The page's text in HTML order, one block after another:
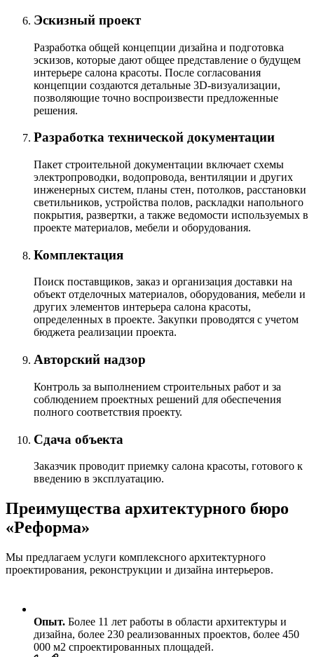
Эскизный проект
Разработка общей концепции дизайна и подготовка
эскизов, которые дают общее представление о будущем
интерьере салона красоты. После согласования
концепции создаются детальные 3D-визуализации,
позволяющие точно воспроизвести предложенные
решения.
Разработка технической документации
Пакет строительной документации включает схемы
электропроводки, водопровода, вентиляции и других
инженерных систем, планы стен, потолков, расстановки
светильников, устройства полов, раскладки напольного
покрытия, развертки, а также ведомости используемых в
проекте материалов, мебели и оборудования.
Комплектация
Поиск поставщиков, заказ и организация доставки на
объект отделочных материалов, оборудования, мебели и
других элементов интерьера салона красоты,
определенных в проекте. Закупки проводятся с учетом
бюджета реализации проекта.
Авторский надзор
Контроль за выполнением строительных работ и за
соблюдением проектных решений для обеспечения
полного соответствия проекту.
Сдача объекта
Заказчик проводит приемку салона красоты, готового к
введению в эксплуатацию.
Преимущества архитектурного бюро
«Реформа»
Мы предлагаем услуги комплексного архитектурного
проектирования, реконструкции и дизайна интерьеров.
Опыт. Более 11 лет работы в области архитектуры и
дизайна, более 230 реализованных проектов, более 450
000 м2 спроектированных площадей.